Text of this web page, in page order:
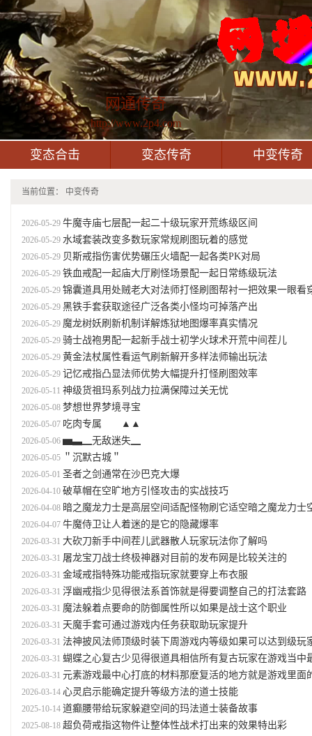
网通传奇
http://www.2p4.com
变态合击 变态传奇 中变传奇
当前位置： 中变传奇
2026-05-29 牛魔寺庙七层配一起二十级玩家开荒练级区间
2026-05-29 水域套装改变多数玩家常规刷图玩着的感觉
2026-05-29 贝斯戒指伤害优势碾压火墙配一起各类PK对局
2026-05-29 铁血戒配一起庙大厅刷怪场景配一起日常练级玩法
2026-05-29 锦囊道具用处贼老大对法师打怪刷图帮衬一把效果一眼看
2026-05-29 黑铁手套获取途径广泛各类小怪均可掉落产出
2026-05-29 魔龙树妖刷新机制详解炼狱地图爆率真实情况
2026-05-29 骑士战袍男配一起新手战士初学火球术开荒中间茬儿
2026-05-29 黄金法杖属性看运气刷新解开多样法师输出玩法
2026-05-29 记忆戒指凸显法师优势大幅提升打怪刷图效率
2026-05-11 神级货祖玛系列战力拉满保障过关无忧
2026-05-08 梦想世界梦境寻宝
2026-05-07 吃肉专属 ▲▲
2026-05-06 ▅▃▁无敌迷失▁
2026-05-05 ＂沉默古城＂
2026-05-01 圣者之剑通常在沙巴克大爆
2026-04-10 破草帽在空旷地方引怪攻击的实战技巧
2026-04-08 暗之魔龙力士是高层空间适配怪物刷它适空暗之魔龙力士空适优在高层里面空间肯定没有那麽大靠它优
2026-04-07 牛魔侍卫让人着迷的是它的隐藏爆率
2026-03-31 大砍刀新手中间茬儿武器散人玩家玩法你了解吗
2026-03-31 屠龙宝刀战士终极神器对目前的发布网是比较关注的
2026-03-31 金域戒指特殊功能戒指玩家就要穿上布衣服
2026-03-31 浮幽戒指少见得很法系首饰就是得要调整自己的打法套路
2026-03-31 魔法躲着点要命的防御属性所以如果是战士这个职业
2026-03-31 天魔手套可通过游戏内任务获取助玩家提升
2026-03-31 法神披风法师顶级时装下周游戏内等级如果可以达到级玩
2026-03-31 蝴蝶之心复古少见得很道具相信所有复古玩家在游戏当中最有成就感的时
2026-03-31 元素游戏最中心打底的材料那麽复活的地方就是游戏里面的红名
2026-03-14 心灵启示能确定提升等级方法的道士技能
2025-10-14 道癫腰带给玩家躲避空间的玛法道士装备故事
2025-08-18 超负荷戒指这物件让整体性战术打出来的效果特出彩